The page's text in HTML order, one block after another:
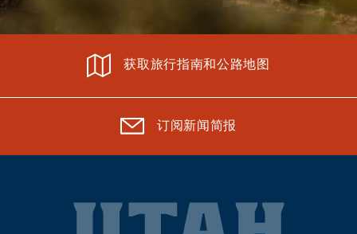
获取旅行指南和公路地图
订阅新闻简报